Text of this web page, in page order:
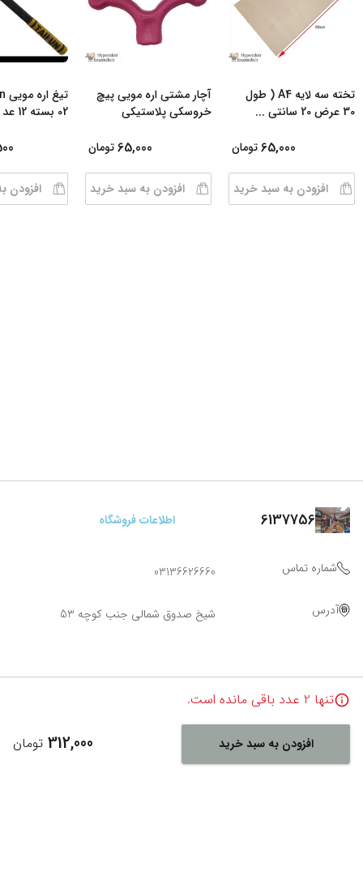
تخته سه لایه A4 ( طول
30 عرض 20 سانتی‌
...
65,000 تومان
افزودن به سبد خرید
آچار مشتی اره مویی پیچ
خروسکی پلاستیکی
65,000 تومان
افزودن به سبد خرید
02 بسته 12 عد
افزودن
تنها 2 عدد باقی مانده است.
افزودن به سبد خرید 312,000 تومان
6137756 اطلاعات فروشگاه
شماره تماس 03136626660
آدرس شیخ صدوق شمالی جنب کوچه 53